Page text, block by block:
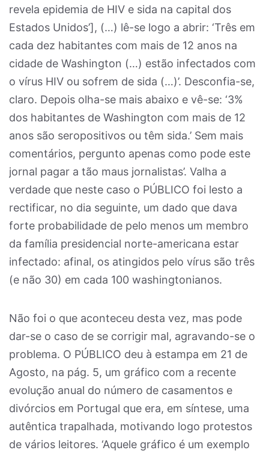
revela epidemia de HIV e sida na capital dos
Estados Unidos’], (…) lê-se logo a abrir: ‘Três em
cada dez habitantes com mais de 12 anos na
cidade de Washington (…) estão infectados com
o vírus HIV ou sofrem de sida (…)’. Desconfia-se,
claro. Depois olha-se mais abaixo e vê-se: ‘3%
dos habitantes de Washington com mais de 12
anos são seropositivos ou têm sida.’ Sem mais
comentários, pergunto apenas como pode este
jornal pagar a tão maus jornalistas’. Valha a
verdade que neste caso o PÚBLICO foi lesto a
rectificar, no dia seguinte, um dado que dava
forte probabilidade de pelo menos um membro
da família presidencial norte-americana estar
infectado: afinal, os atingidos pelo vírus são três
(e não 30) em cada 100 washingtonianos.
Não foi o que aconteceu desta vez, mas pode
dar-se o caso de se corrigir mal, agravando-se o
problema. O PÚBLICO deu à estampa em 21 de
Agosto, na pág. 5, um gráfico com a recente
evolução anual do número de casamentos e
divórcios em Portugal que era, em síntese, uma
autêntica trapalhada, motivando logo protestos
de vários leitores. ‘Aquele gráfico é um exemplo